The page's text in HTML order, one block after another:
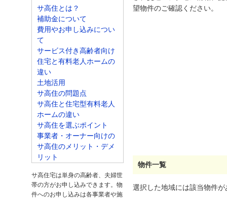
望物件のご確認ください。
物件一覧
選択した地域には該当物件
サ高住とは？
補助金について
費用やお申し込みについ
て
サービス付き高齢者向け
住宅と有料老人ホームの
違い
土地活用
サ高住の問題点
サ高住と住宅型有料老人
ホームの違い
サ高住を選ぶポイント
事業者・オーナー向けの
サ高住のメリット・デメ
リット
サ高住宅は単身の高齢者、夫婦世
帯の方がお申し込みできます。物
件へのお申し込みは各事業者や施